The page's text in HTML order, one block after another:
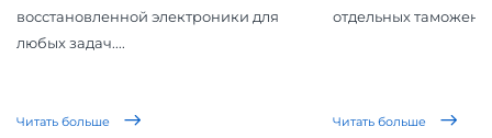
восстановленной электроники для
любых задач....
Читать больше
отдельных
Читать больше